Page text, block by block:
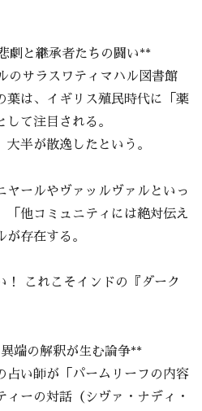
劇と継承者たちの闘い**
のサラスワティマハル図書館
葉は、イギリス殖民時代に「薬
て注目される。
大半が散逸したという。
ヤールやヴァッルヴァルといっ
「他コミュニティには絶対伝え
存在する。
！ これこそインドの『ダーク
端の解釈が生む論争**
占い師が「パームリーフの内容
ィーの対話（シヴァ・ナディ・